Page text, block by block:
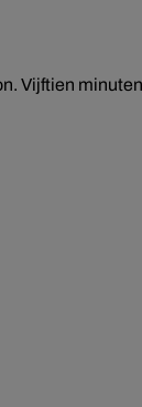
Vijftien